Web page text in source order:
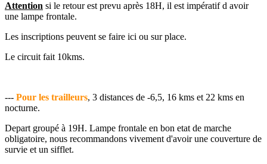
Attention si le retour est prevu après 18H, il est impératif d avoir
une lampe frontale.
Les inscriptions peuvent se faire ici ou sur place.
Le circuit fait 10kms.
--- Pour les trailleurs, 3 distances de -6,5, 16 kms et 22 kms en
nocturne.
Depart groupé à 19H. Lampe frontale en bon etat de marche
obligatoire, nous recommandons vivement d'avoir une couverture de
survie et un sifflet.